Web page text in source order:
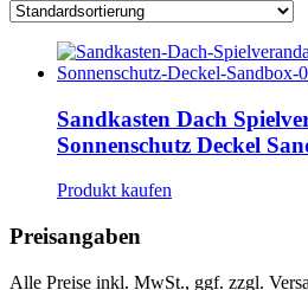
Sandkasten Dach
Sonnenschutz Deckel
Produkt kaufen
Preisangaben
Alle Preise inkl. MwSt., ggf. zzgl.